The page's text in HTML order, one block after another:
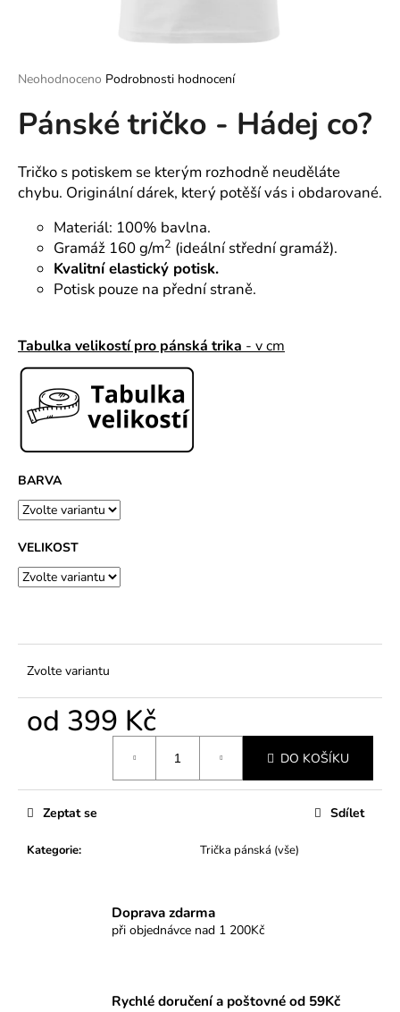
Průměrné
produktu
je
z
5
hvězdiček.
Neohodnoceno Podrobnosti hodnocení
Pánské tričko - Hádej co?
Tričko s potiskem se kterým rozhodně neuděláte
chybu. Originální dárek, který potěší vás i obdarované.
Materiál: 100% bavlna.
Gramáž 160 g/m2 (ideální střední gramáž).
Kvalitní elastický potisk.
Potisk pouze na přední straně.
Tabulka velikostí pro pánská trika - v cm
BARVA
VELIKOST
Zvolte variantu
od 399 Kč
DO KOŠÍKU
Kategorie: Trička pánská (vše)
Zeptat se Sdílet
Doprava zdarma
při objednávce nad 1 200Kč
Rychlé doručení a poštovné od 59Kč
í
t
?
o
r
u
j
m
e